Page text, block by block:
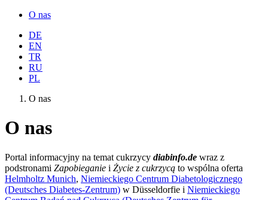
O nas
DE
EN
TR
RU
PL
O nas
O nas
Portal informacyjny na temat cukrzycy diabinfo.de wraz z
podstronami Zapobieganie i Życie z cukrzycą to wspólna oferta
Helmholtz Munich, Niemieckiego Centrum Diabetologicznego
(Deutsches Diabetes-Zentrum) w Düsseldorfie i Niemieckiego